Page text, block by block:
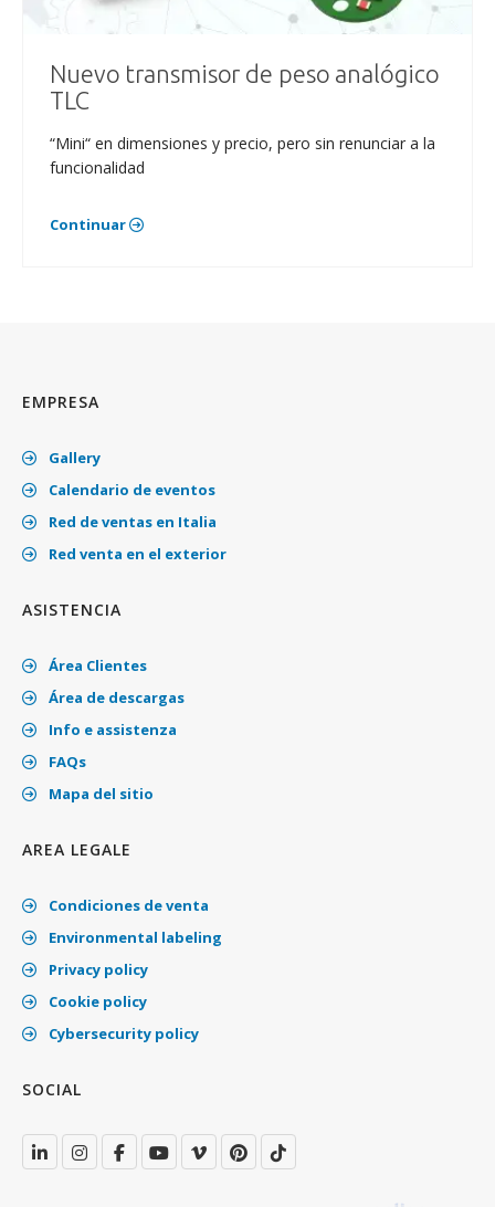
Nuevo transmisor de peso analógico
TLC
“Mini“ en dimensiones y precio, pero sin renunciar a la
funcionalidad
Continuar
EMPRESA
Gallery
Calendario de eventos
Red de ventas en Italia
Red venta en el exterior
ASISTENCIA
Área Clientes
Área de descargas
Info e assistenza
FAQs
Mapa del sitio
AREA LEGALE
Condiciones de venta
Environmental labeling
Privacy policy
Cookie policy
Cybersecurity policy
SOCIAL